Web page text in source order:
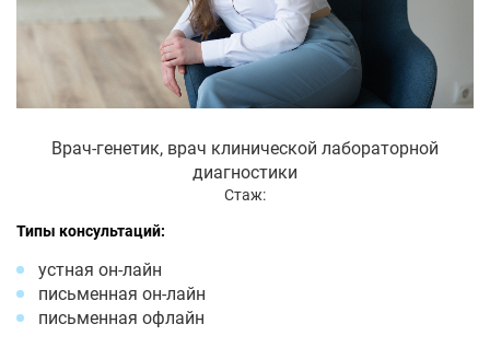
Врач-генетик, врач клинической лабораторной
диагностики
Стаж:
Типы консультаций:
устная он-лайн
письменная он-лайн
письменная офлайн